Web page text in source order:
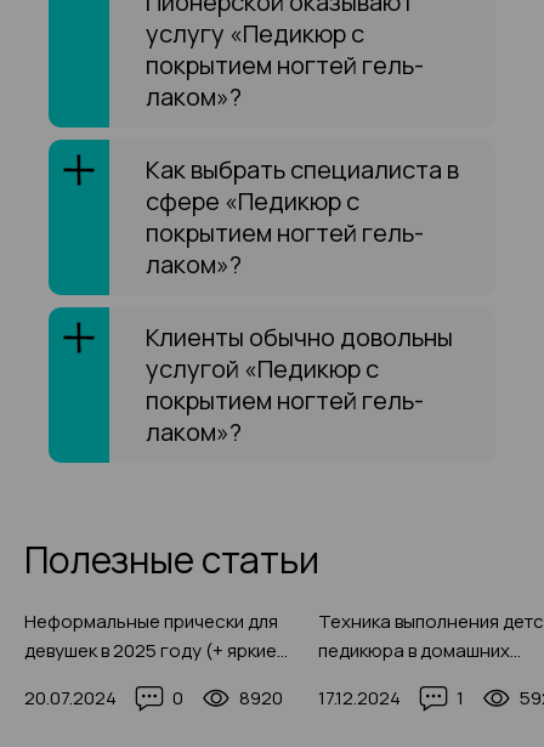
услугу «Педикюр с
покрытием ногтей гель-
лаком»?
Как выбрать специалиста в
сфере «Педикюр с
покрытием ногтей гель-
лаком»?
Клиенты обычно довольны
услугой «Педикюр с
покрытием ногтей гель-
лаком»?
Полезные статьи
Неформальные прически для
девушек в 2025 году (+ яркие
20.07.2024 0 8920
Техника выполнения
педикюра в домашних
фото-идей
17.12.2024 1